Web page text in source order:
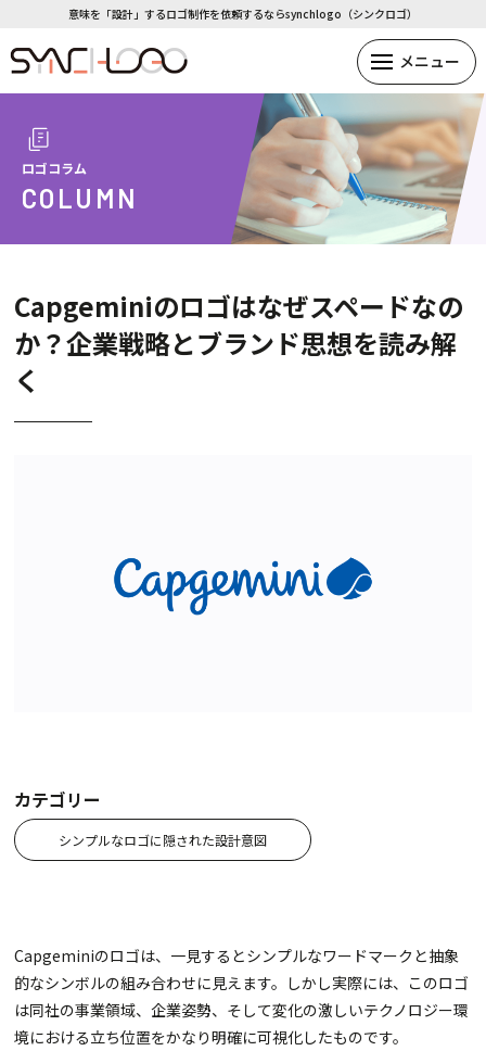
意味を「設計」するロゴ制作を依頼するならsynchlogo（シンクロゴ）
ロゴコラム
COLUMN
Capgeminiのロゴはなぜスペードなの
か？企業戦略とブランド思想を読み解
く
カテゴリー
シンプルなロゴに隠された設計意図
Capgeminiのロゴは、一見するとシンプルなワードマークと抽象
的なシンボルの組み合わせに見えます。しかし実際には、このロゴ
は同社の事業領域、企業姿勢、そして変化の激しいテクノロジー環
境における立ち位置をかなり明確に可視化したものです。